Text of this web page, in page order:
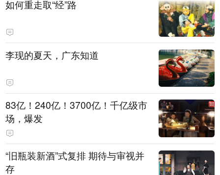
如何重走取“经”路
李现的夏天，广东知道
83亿！240亿！3700亿！千亿级市
场，爆发
“旧瓶装新酒”式复排 期待与审视并
存